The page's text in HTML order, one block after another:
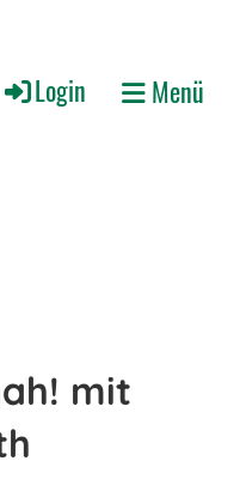
Login Menü
mit